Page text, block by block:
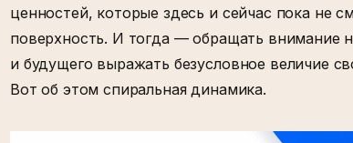
ценностей, которые здесь и сейчас пока не
поверхность. И тогда — обращать внимание
и будущего выражать безусловное величие
Вот об этом спиральная динамика.